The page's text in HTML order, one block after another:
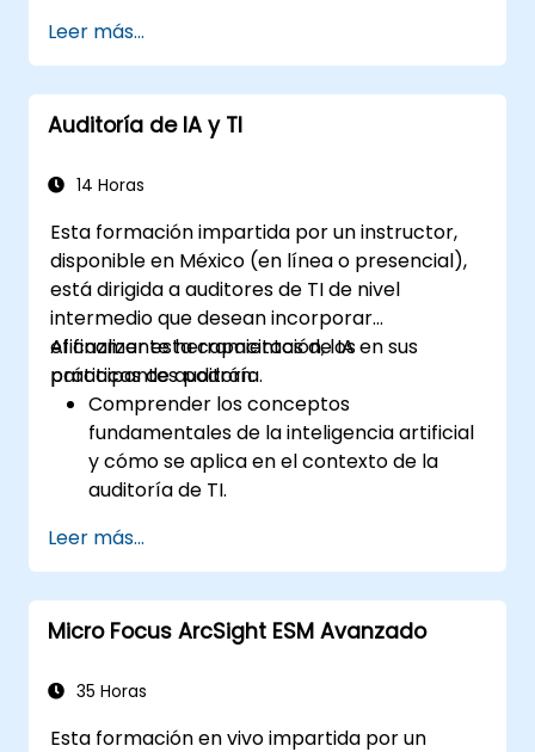
Leer más...
Auditoría de IA y TI
14 Horas
Esta formación impartida por un instructor,
disponible en México (en línea o presencial),
está dirigida a auditores de TI de nivel
intermedio que desean incorporar
eficazmente herramientas de IA en sus
prácticas de auditoría.
Al finalizar esta capacitación, los
participantes podrán:
Comprender los conceptos
fundamentales de la inteligencia artificial
y cómo se aplica en el contexto de la
auditoría de TI.
aprendizaje automático (machine
learning), procesamiento del lenguaje
natural (NLP) y automatización robótica
de procesos (RPA), para mejorar la
auditorías.
Leer más...
Micro Focus ArcSight ESM Avanzado
35 Horas
Esta formación en vivo impartida por un